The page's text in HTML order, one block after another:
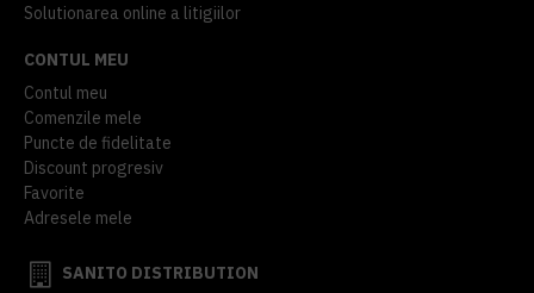
Solutionarea online a litigiilor
CONTUL MEU
Contul meu
Comenzile mele
Puncte de fidelitate
Discount progresiv
Favorite
Adresele mele
SANITO DISTRIBUTION